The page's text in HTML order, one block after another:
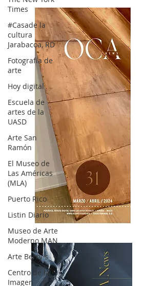
Times
#Casade la
cultura
Jarabacoa, RD
Fotografía de
arte
Hoy digital
Escuela de
artes de la
UASD
Arte San
Ramón
El Museo de
Las Américas
(MLA)
Puerto Rico
Listin Diario
Museo de Arte
Moderno MAN
Arte Berry's
Centro de la
Imagen
OCA|News 31 / Marzo-Abril / 2024